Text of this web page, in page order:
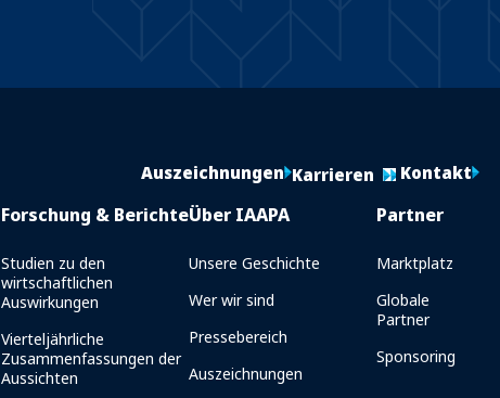
Auszeichnungen Karrieren Kontakt
Forschung & Berichte
Studien zu den
wirtschaftlichen
Auswirkungen
Vierteljährliche
Zusammenfassungen der
Aussichten
Über IAAPA
Unsere Geschichte
Wer wir sind
Pressebereich
Auszeichnungen
Partner
Marktplatz
Globale
Partner
Sponsoring